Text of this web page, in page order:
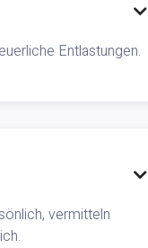

Entlastungen.

vermitteln